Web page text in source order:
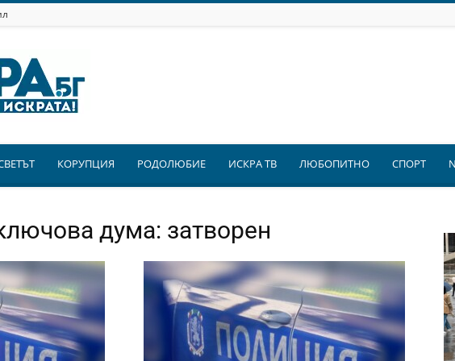
КОРУПЦИЯ РОДОЛЮБИЕ ИСКРА ТВ ЛЮБОПИТНО СПОРТ
дума: затворен